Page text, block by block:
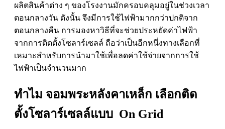
ผลิตสินค้าต่าง ๆ ของโรงงานมักครอบคลุมอยู่ในช่วงเวลา
ตอนกลางวัน ดังนั้น จึงมีการใช้ไฟฟ้ามากกว่าปกติจาก
ตอนกลางคืน การมองหาวิธีที่จะช่วยประหยัดค่าไฟฟ้า
จากการติดตั้งโซลาร์เซลล์ ถือว่าเป็นอีกหนึ่งทางเลือกที่
เหมาะสำหรับการนำมาใช้เพื่อลดค่าใช้จ่ายจากการใช้
ไฟฟ้าเป็นจำนวนมาก
ทำไม จอมพระหลังคาเหล็ก เลือกติด
ตั้งโซลาร์เซลล์แบบ On Grid